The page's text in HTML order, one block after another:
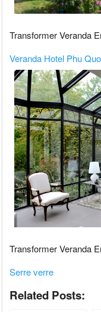
Transformer Veranda
Veranda Hotel Phu
Transformer Veranda
Serre verre
Related Posts: